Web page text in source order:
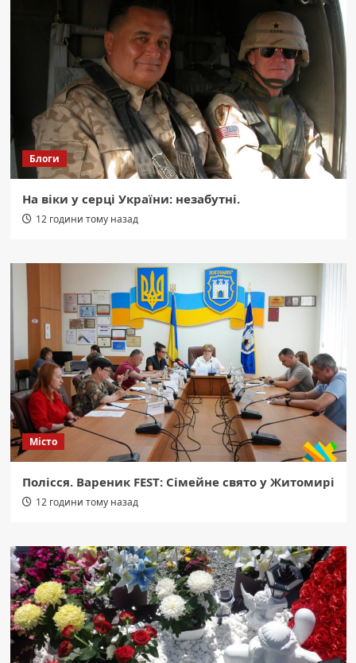
Блоги
На віки у серці України: незабутні.
12 години тому назад
Місто
Полісся. Вареник FEST: Сімейне свято у Житомирі
12 години тому назад